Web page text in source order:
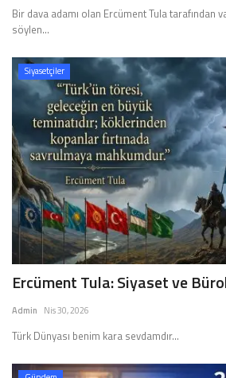
Bir dava adamı olan Ercüment Tula tarafından
söylen...
Siyasetçiler
Ercüment Tula: Siyaset ve
Admin Nis 30, 2026
Türk Dünyası benim kara sevdamdır...